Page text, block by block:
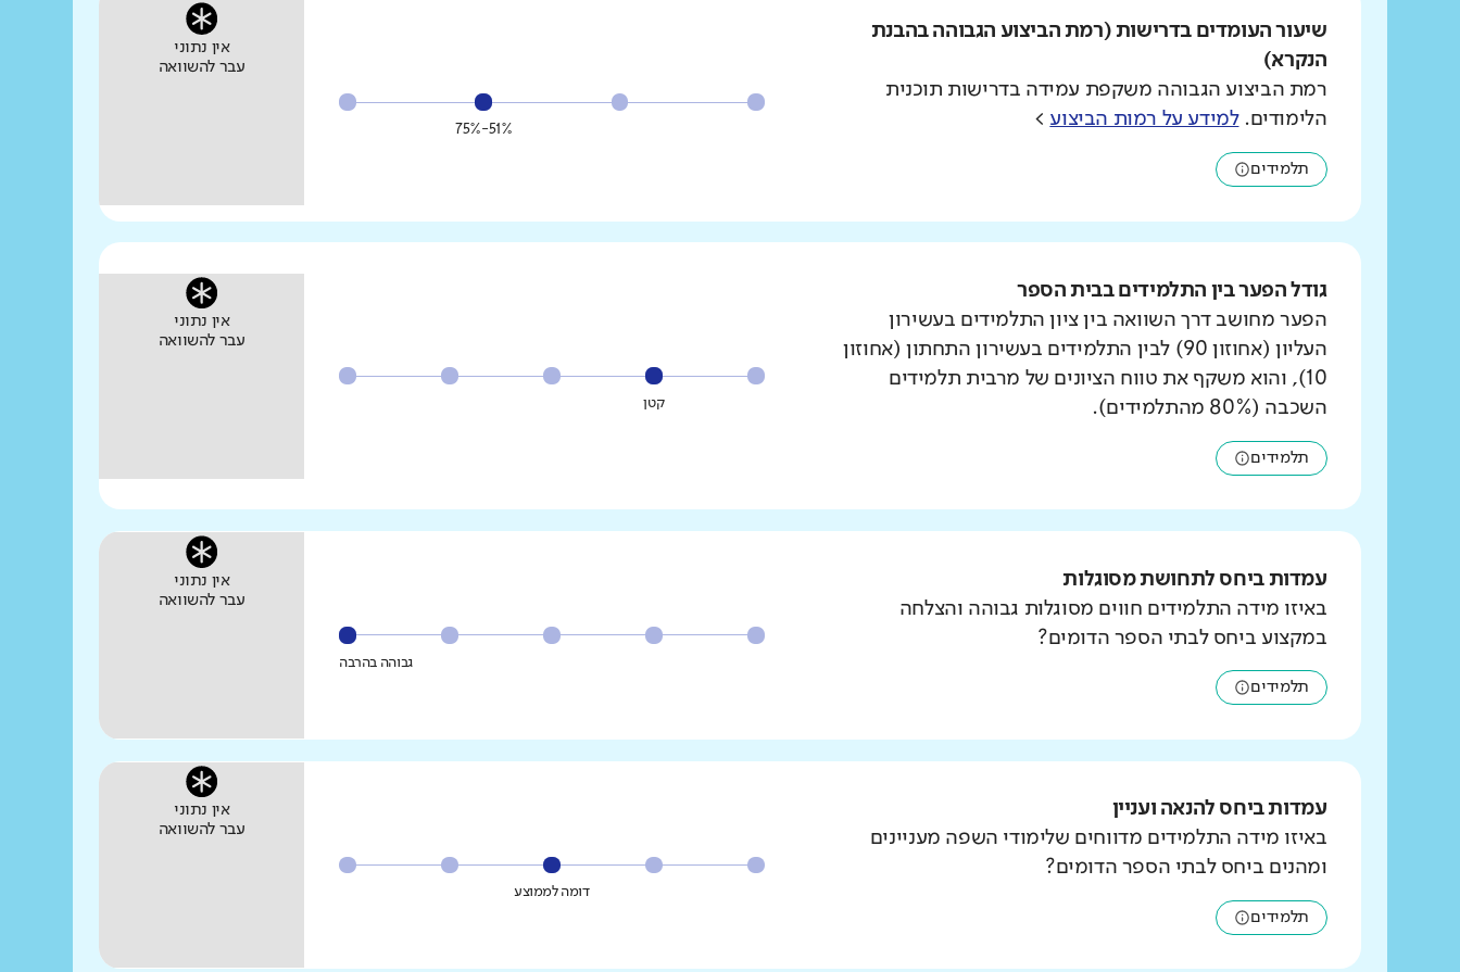
שיעור העומדים בדרישות (רמת הביצוע הגבוהה בהבנת
הנקרא)
רמת הביצוע הגבוהה משקפת עמידה בדרישות תוכנית
הלימודים.למידע על רמות הביצוע >
תלמידים
51%-75%
אין נתוני
עבר להשוואה
גודל הפער בין התלמידים בבית הספר
הפער מחושב דרך השוואה בין ציון התלמידים בעשירון
העליון (אחוזון 90) לבין התלמידים בעשירון התחתון (אחוזון
10), והוא משקף את טווח הציונים של מרבית תלמידים
השכבה (80% מהתלמידים).
תלמידים
קטן
אין נתוני
עבר להשוואה
עמדות ביחס לתחושת מסוגלות
באיזו מידה התלמידים חווים מסוגלות גבוהה והצלחה
במקצוע ביחס לבתי הספר הדומים?
תלמידים
גבוהה בהרבה
אין נתוני
עבר להשוואה
עמדות ביחס להנאה ועניין
באיזו מידה התלמידים מדווחים שלימודי השפה מעניינים
ומהנים ביחס לבתי הספר הדומים?
תלמידים
דומה לממוצע
אין נתוני
עבר להשוואה